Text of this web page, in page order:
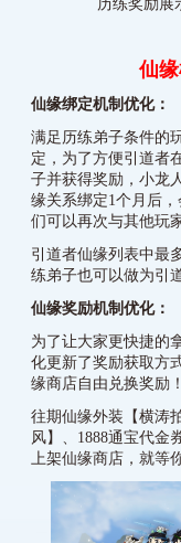
仙
仙缘绑定机制优化：
满足历练弟子条件的
定，为了方便引道者
子并获得奖励，小龙
缘关系绑定1个月后
们可以再次与其他玩
引道者仙缘列表中最
练弟子也可以做为引
仙缘奖励机制优化：
为了让大家更快捷的
化更新了奖励获取方
缘商店自由兑换奖励！
往期仙缘外装【横涛
风】、1888通宝代金
上架仙缘商店，就等